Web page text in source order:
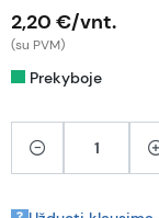
2,20 €/vnt.
(su PVM)
Prekyboje